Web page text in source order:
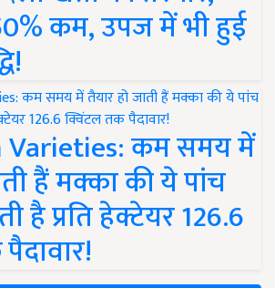
कम, उपज में भी हुई
Varieties: कम समय में
हैं मक्का की ये पांच
है प्रति हेक्टेयर 126.6